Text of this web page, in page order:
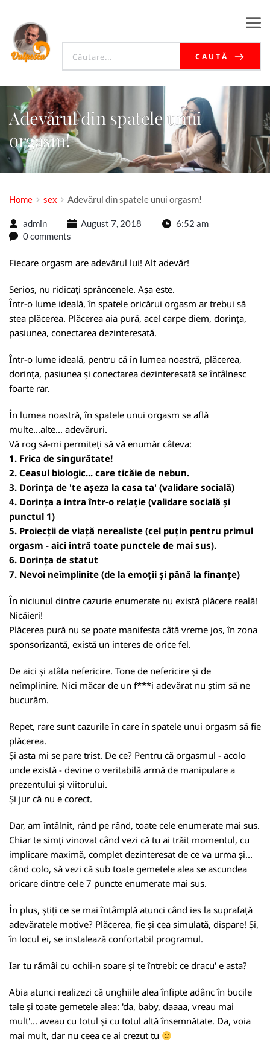
CAUTĂ
Adevărul din spatele unui
orgasm!
Home sex Adevărul din spatele unui orgasm!
admin August 7, 2018
6:52 am
0 comments
Fiecare orgasm are adevărul lui! Alt adevăr!
Serios, nu ridicați sprâncenele. Așa este.
Într-o lume ideală, în spatele oricărui orgasm ar trebui să
stea plăcerea. Plăcerea aia pură, acel carpe diem, dorința,
pasiunea, conectarea dezinteresată.
Într-o lume ideală, pentru că în lumea noastră, plăcerea,
dorința, pasiunea și conectarea dezinteresată se întâlnesc
foarte rar.
În lumea noastră, în spatele unui orgasm se află
multe...alte... adevăruri.
Vă rog să-mi permiteți să vă enumăr câteva:
1. Frica de singurătate!
2. Ceasul biologic... care ticăie de nebun.
3. Dorința de 'te așeza la casa ta' (validare socială)
4. Dorința a intra într-o relație (validare socială și
punctul 1)
5. Proiecții de viață nerealiste (cel puțin pentru primul
orgasm - aici intră toate punctele de mai sus).
6. Dorința de statut
7. Nevoi neîmplinite (de la emoții și până la finanțe)
În niciunul dintre cazurie enumerate nu există plăcere reală!
Nicăieri!
Plăcerea pură nu se poate manifesta câtă vreme jos, în zona
sponsorizantă, există un interes de orice fel.
De aici și atâta nefericire. Tone de nefericire și de
neîmplinire. Nici măcar de un f***i adevărat nu știm să ne
bucurăm.
Repet, rare sunt cazurile în care în spatele unui orgasm să fie
plăcerea.
Și asta mi se pare trist. De ce? Pentru că orgasmul - acolo
unde există - devine o veritabilă armă de manipulare a
prezentului și viitorului.
Și jur că nu e corect.
Dar, am întâlnit, rând pe rând, toate cele enumerate mai sus.
Chiar te simți vinovat când vezi că tu ai trăit momentul, cu
implicare maximă, complet dezinteresat de ce va urma și...
când colo, să vezi că sub toate gemetele alea se ascundea
oricare dintre cele 7 puncte enumerate mai sus.
În plus, știți ce se mai întâmplă atunci când ies la suprafață
adevăratele motive? Plăcerea, fie și cea simulată, dispare! Și,
în locul ei, se instalează confortabil programul.
Iar tu rămâi cu ochii-n soare și te întrebi: ce dracu' e asta?
Abia atunci realizezi că unghiile alea înfipte adânc în bucile
tale și toate gemetele alea: 'da, baby, daaaa, vreau mai
mult'... aveau cu totul și cu totul altă însemnătate. Da, voia
mai mult, dar nu ceea ce ai crezut tu